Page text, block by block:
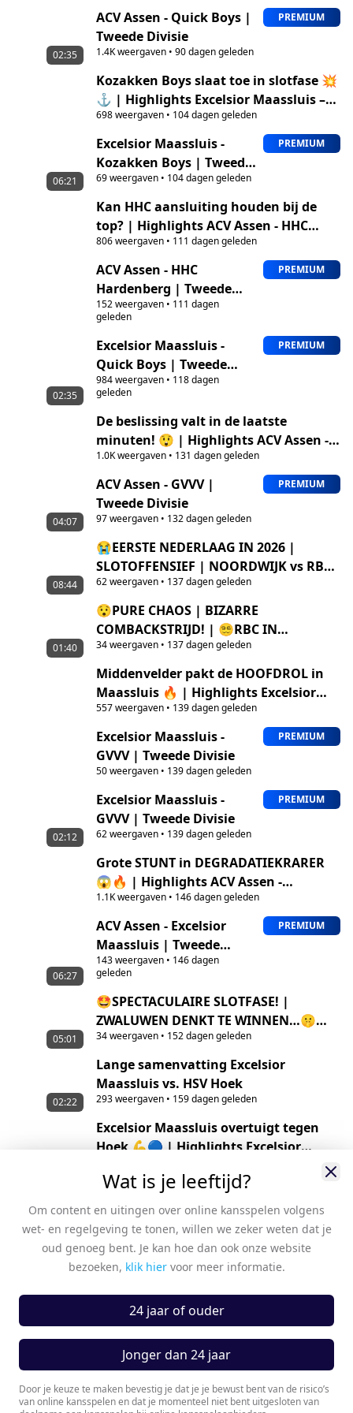
ACV Assen - Quick Boys |
Tweede Divisie
1.4Kweergaven• 90 dagen geleden
PREMIUM
02:35
Kozakken Boys slaat toe in slotfase 💥
⚓ | Highlights Excelsior Maassluis –
Kozakken Boys
698weergaven• 104 dagen geleden
Excelsior Maassluis -
Kozakken Boys | Tweede
Divisie
69weergaven• 104 dagen geleden
PREMIUM
06:21
Kan HHC aansluiting houden bij de
top? | Highlights ACV Assen - HHC
Hardenberg
806weergaven• 111 dagen geleden
ACV Assen - HHC
Hardenberg | Tweede
Divisie
152weergaven• 111 dagen
geleden
PREMIUM
Excelsior Maassluis -
Quick Boys | Tweede
Divisie
984weergaven• 118 dagen
geleden
PREMIUM
02:35
De beslissing valt in de laatste
minuten! 😲 | Highlights ACV Assen -
G.V.V.V.
1.0Kweergaven• 131 dagen geleden
ACV Assen - GVVV |
Tweede Divisie
97weergaven• 132 dagen geleden
PREMIUM
04:07
😭EERSTE NEDERLAAG IN 2026 |
SLOTOFFENSIEF | NOORDWIJK vs RBC
| Mark Klippel
62weergaven• 137 dagen geleden
08:44
😯PURE CHAOS | BIZARRE
COMBACKSTRIJD! | 😵‍💫RBC IN
THRILLER TEGEN NOORDWIJK
34weergaven• 137 dagen geleden
01:40
Middenvelder pakt de HOOFDROL in
Maassluis 🔥 | Highlights Excelsior
Maassluis - G.V.V.V.
557weergaven• 139 dagen geleden
Excelsior Maassluis -
GVVV | Tweede Divisie
50weergaven• 139 dagen geleden
PREMIUM
Excelsior Maassluis -
GVVV | Tweede Divisie
62weergaven• 139 dagen geleden
PREMIUM
02:12
Grote STUNT in DEGRADATIEKRARER
😱🔥 | Highlights ACV Assen -
Excelsior Maassluis
1.1Kweergaven• 146 dagen geleden
ACV Assen - Excelsior
Maassluis | Tweede
Divisie
143weergaven• 146 dagen
geleden
PREMIUM
06:27
🤩SPECTACULAIRE SLOTFASE! |
ZWALUWEN DENKT TE WINNEN…🤫
MAAR RBC SLAAT KEIHARD TERUG!
34weergaven• 152 dagen geleden
05:01
Lange samenvatting Excelsior
Maassluis vs. HSV Hoek
293weergaven• 159 dagen geleden
02:22
Excelsior Maassluis overtuigt tegen
Hoek 💪🔵 | Highlights Excelsior
Excelsior Maassluis - HSV
Hoek | Tweede Divisie
299weergaven•160 dagen
geleden
ACV Assen - RKAV
Divisie
PREMIUM
van der Weijden prikt zijn negentiende
van het seizoen binnen! 💉 |
Highlights Excelsior Maassluis -
Rijnsburgse Boys
weergaven •174 dagen geleden
Wereldgoal en late treffer in een
Wat is je leeftijd?
Om content en uitingen over online kansspelen volgens
wet- en regelgeving te tonen, willen we zeker weten dat je
oud genoeg bent. Je kan hoe dan ook onze website
bezoeken, klik hier voor meer informatie.
24 jaar of ouder
Jonger dan 24 jaar
Door je keuze te maken bevestig je dat je je bewust bent van de risico’s
van online kansspelen en dat je momenteel niet bent uitgesloten van